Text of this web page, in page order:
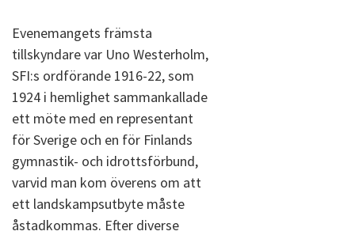
Evenemangets främsta
tillskyndare var Uno Westerholm,
SFI:s ordförande 1916-22, som
1924 i hemlighet sammankallade
ett möte med en representant
för Sverige och en för Finlands
gymnastik- och idrottsförbund,
varvid man kom överens om att
ett landskampsutbyte måste
åstadkommas. Efter diverse